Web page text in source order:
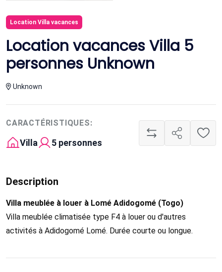
Location Villa vacances
Location vacances Villa 5
personnes Unknown
Unknown
CARACTÉRISTIQUES:
Villa 5 personnes
Description
Villa meublée à louer à Lomé Adidogomé (Togo)
Villa meublée climatisée type F4 à louer ou d'autres
activités à Adidogomé Lomé. Durée courte ou longue.